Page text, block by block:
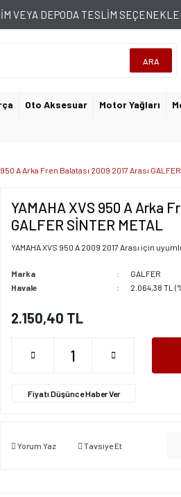
VEYA DEPODA TESLİM
ARA
Oto Aksesuar Motor Yağları
A Arka Fren Balatası 2009 2017 Arası GALFER
YAMAHA XVS 950 A Arka
GALFER SİNTER METAL
YAMAHA XVS 950 A 2009 2017 Arası için
Marka
GALFER
Havale
2.064,38 TL
2.150,40 TL
Fiyatı Düşünce Haber Ver
Yorum Yaz Tavsiye Et